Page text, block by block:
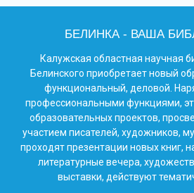
БЕЛИНКА - ВАША
Калужская областная научная
Белинского приобретает новый
функциональный, деловой.
профессиональными функциями,
образовательных проектов,
участием писателей, художников,
проходят презентации новых книг,
литературные вечера,
выставки, действуют